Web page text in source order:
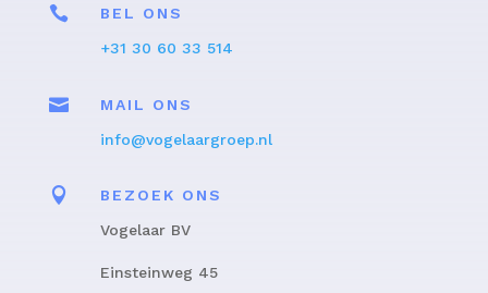

BEL ONS
+31 30 60 33 514

MAIL ONS
info@vogelaargroep.nl

BEZOEK ONS
Vogelaar BV
Einsteinweg 45